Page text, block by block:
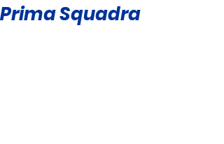
Prima Squadra